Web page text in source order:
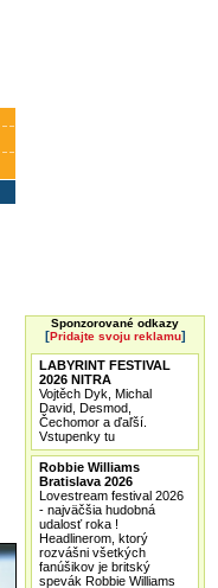
Sponzorované odkazy
[Pridajte svoju reklamu]
LABYRINT FESTIVAL
2026 NITRA
Vojtěch Dyk, Michal
David, Desmod,
Čechomor a ďaľší.
Vstupenky tu
Robbie Williams
Bratislava 2026
Lovestream festival 2026
- najväčšia hudobná
udalosť roka !
Headlinerom, ktorý
rozvášni všetkých
fanúšikov je britský
spevák Robbie Williams